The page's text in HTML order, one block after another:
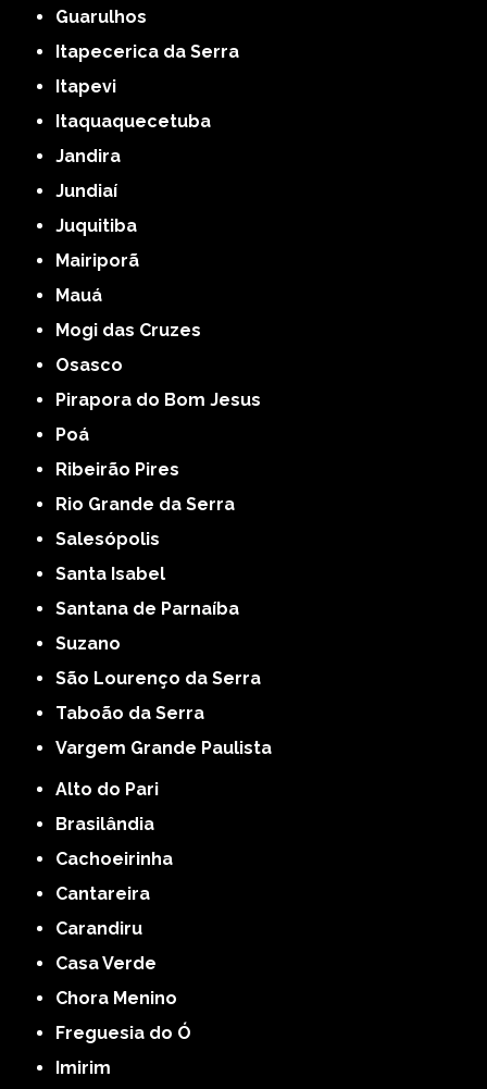
Guarulhos
Itapecerica da Serra
Itapevi
Itaquaquecetuba
Jandira
Jundiaí
Juquitiba
Mairiporã
Mauá
Mogi das Cruzes
Osasco
Pirapora do Bom Jesus
Poá
Ribeirão Pires
Rio Grande da Serra
Salesópolis
Santa Isabel
Santana de Parnaíba
Suzano
São Lourenço da Serra
Taboão da Serra
Vargem Grande Paulista
Alto do Pari
Brasilândia
Cachoeirinha
Cantareira
Carandiru
Casa Verde
Chora Menino
Freguesia do Ó
Imirim